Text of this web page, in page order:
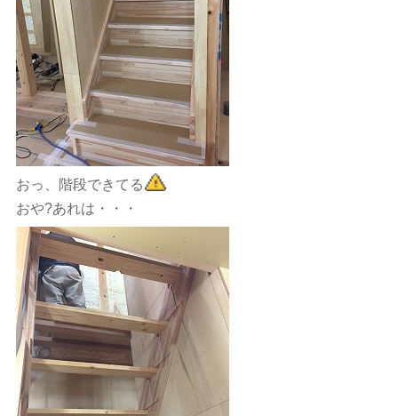
おっ、階段できてる
おや?あれは・・・